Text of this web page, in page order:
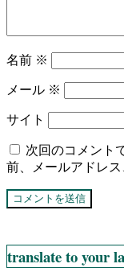
名前 ※
メール ※
サイト
次回のコメント
前、メールアドレス
translate to your